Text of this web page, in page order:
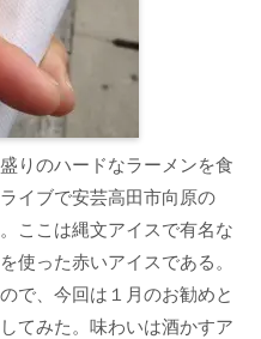
りのハードなラーメンを食
イブで安芸高田市向原の
ここは縄文アイスで有名な
使った赤いアイスである。
で、今回は１月のお勧めと
てみた。味わいは酒かすア